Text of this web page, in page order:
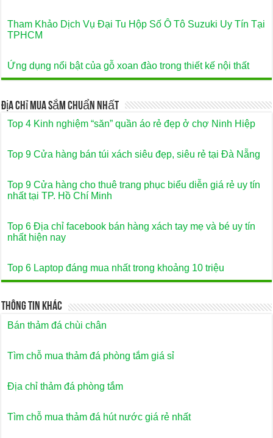
Tham Khảo Dịch Vụ Đại Tu Hộp Số Ô Tô Suzuki Uy Tín Tại
TPHCM
Ứng dụng nổi bật của gỗ xoan đào trong thiết kế nội thất
Địa Chỉ Mua Sắm Chuẩn Nhất
Top 4 Kinh nghiệm “săn” quần áo rẻ đẹp ở chợ Ninh Hiệp
Top 9 Cửa hàng bán túi xách siêu đẹp, siêu rẻ tại Đà Nẵng
Top 9 Cửa hàng cho thuê trang phục biểu diễn giá rẻ uy tín
nhất tại TP. Hồ Chí Minh
Top 6 Địa chỉ facebook bán hàng xách tay mẹ và bé uy tín
nhất hiện nay
Top 6 Laptop đáng mua nhất trong khoảng 10 triệu
Thông Tin Khác
Bán thảm đá chùi chân
Tìm chỗ mua thảm đá phòng tắm giá sỉ
Địa chỉ thảm đá phòng tắm
Tìm chỗ mua thảm đá hút nước giá rẻ nhất